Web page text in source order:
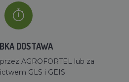
DOSTAWA
AGROFORTEL lub za
GLS i GEIS